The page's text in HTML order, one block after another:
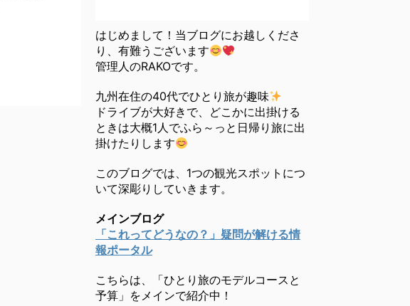
はじめまして！当ブログにお越しくださ
り、有難うございます
管理人のRAKOです。
九州在住の40代でひとり旅が趣味
ドライブが大好きで、どこかに出掛ける
ときは大概1人でふら～っと日帰り旅に出
掛けたりします
このブログでは、1つの観光スポットにつ
いて深彫りしていきます。
メインブログ
「これってどうなの？」疑問が解ける情
報ポータル
こちらは、「ひとり旅のモデルコースと
予算」をメインで紹介中！